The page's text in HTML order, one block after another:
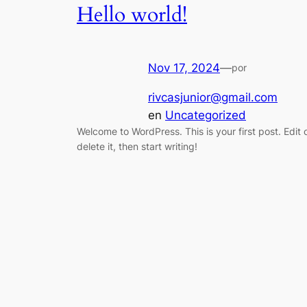
Hello world!
Nov 17, 2024—por
rivcasjunior@gmail.com
en Uncategorized
Welcome to WordPress. This is your first post. Edit
delete it, then start writing!